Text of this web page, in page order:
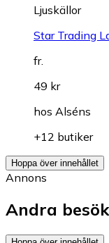
Ljuskällor
Star Trading
fr.
49 kr
hos Alséns
+12 butiker
Hoppa över innehållet
Annons
Andra